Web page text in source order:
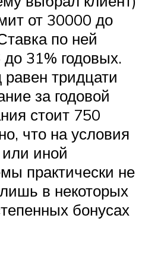
от 30000 до
по ней
до 31% годовых.
тридцати
за годовой
стоит 750
что на условия
иной
практически не
в некоторых
бонусах